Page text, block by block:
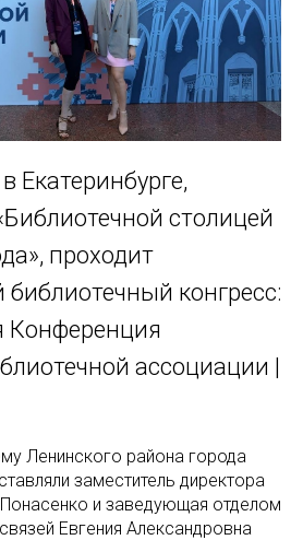
Екатеринбурге,
столицей
проходит
библиотечный конгресс:
Конференция
ассоциации |
Ленинского района города
заместитель директора
и заведующая отделом
Евгения Александровна